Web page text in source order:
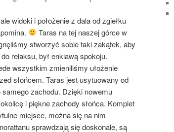
widoki i położenie z dala od zgiełku
Taras na tej naszej górce w
stworzyć sobie taki zakątek, aby
relaksu, był enklawą spokoju.
wszystkim zmieniliśmy ułożenie
słońcem. Taras jest usytuowany od
samego zachodu. Dzięki nowemu
i piękne zachody słońca. Komplet
miejsce, można się na nim
sprawdzają się doskonale, są